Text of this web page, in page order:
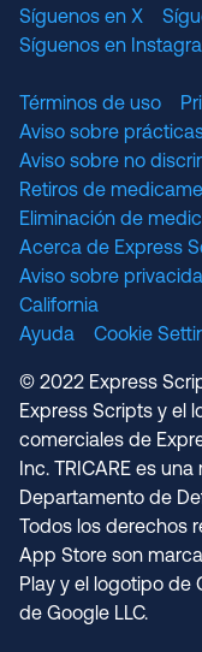
Síguenos en X
Síguenos en
Términos de uso
Aviso sobre
Aviso sobre no
Retiros de
Eliminación de
Acerca de
Aviso sobre
California
Ayuda
Cookie
© 2022 Express
Express Scripts y el
comerciales de
Inc. TRICARE es
Departamento de
Todos los derechos
App Store son
Play y el logotipo de
de Google LLC.